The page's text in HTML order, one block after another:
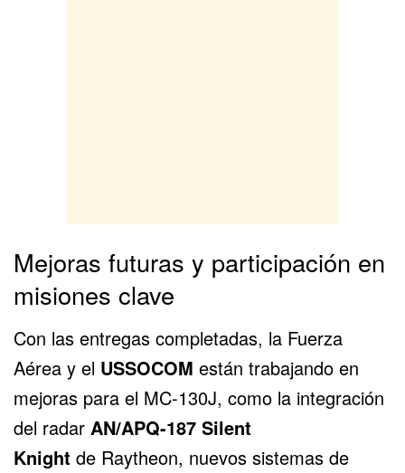
Mejoras futuras y participación en
misiones clave
Con las entregas completadas, la Fuerza
Aérea y el USSOCOM están trabajando en
mejoras para el MC-130J, como la integración
del radar AN/APQ-187 Silent
Knight de Raytheon, nuevos sistemas de